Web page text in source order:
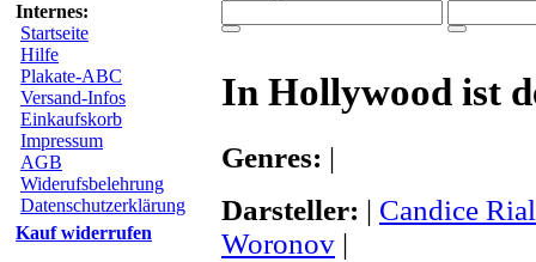
Internes:
Startseite
Hilfe
Plakate-ABC
Versand-Infos
Einkaufskorb
Impressum
AGB
Widerufsbelehrung
Datenschutzerklärung
Kauf widerrufen
In Hollywood ist
Genres: |
Darsteller: | Candice
Woronov |